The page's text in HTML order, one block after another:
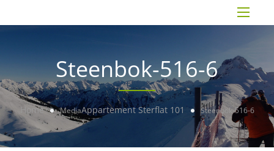
Steenbok-516-6
Home MediaAppartement Sterflat 101 Steenbok-516-6